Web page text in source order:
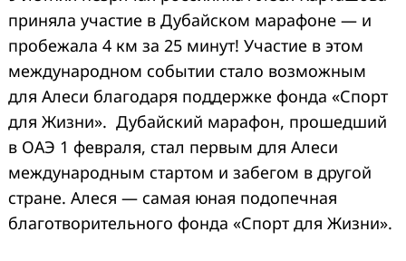
приняла участие в Дубайском марафоне — и
пробежала 4 км за 25 минут! Участие в этом
международном событии стало возможным
для Алеси благодаря поддержке фонда «Спорт
для Жизни». Дубайский марафон, прошедший
в ОАЭ 1 февраля, стал первым для Алеси
международным стартом и забегом в другой
стране. Алеся — самая юная подопечная
благотворительного фонда «Спорт для Жизни».